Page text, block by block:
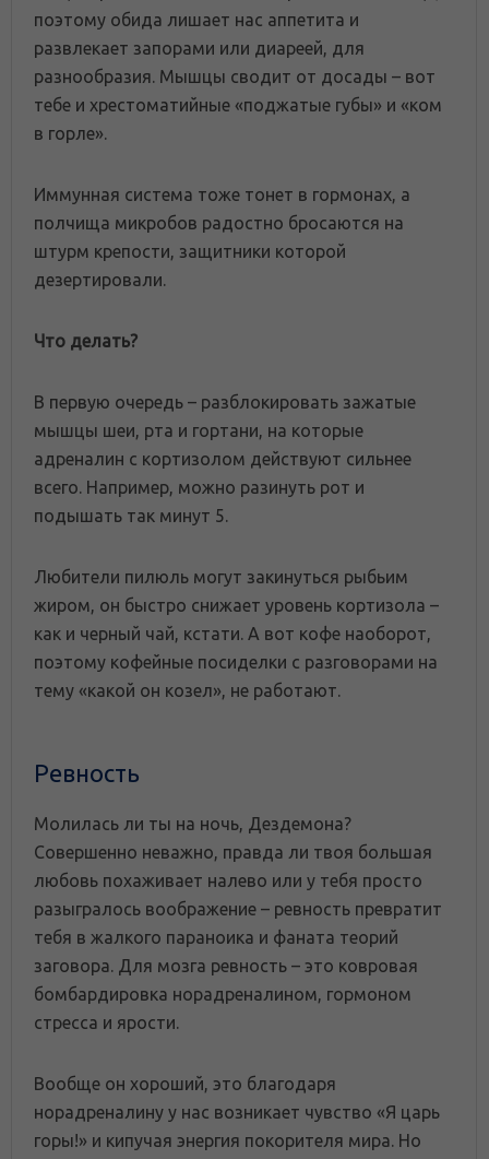
поэтому обида лишает нас аппетита и
развлекает запорами или диареей, для
разнообразия. Мышцы сводит от досады – вот
тебе и хрестоматийные «поджатые губы» и «ком
в горле».
Иммунная система тоже тонет в гормонах, а
полчища микробов радостно бросаются на
штурм крепости, защитники которой
дезертировали.
Что делать?
В первую очередь – разблокировать зажатые
мышцы шеи, рта и гортани, на которые
адреналин с кортизолом действуют сильнее
всего. Например, можно разинуть рот и
подышать так минут 5.
Любители пилюль могут закинуться рыбьим
жиром, он быстро снижает уровень кортизола –
как и черный чай, кстати. А вот кофе наоборот,
поэтому кофейные посиделки с разговорами на
тему «какой он козел», не работают.
Ревность
Молилась ли ты на ночь, Дездемона?
Совершенно неважно, правда ли твоя большая
любовь похаживает налево или у тебя просто
разыгралось воображение – ревность превратит
тебя в жалкого параноика и фаната теорий
заговора. Для мозга ревность – это ковровая
бомбардировка норадреналином, гормоном
стресса и ярости.
Вообще он хороший, это благодаря
норадреналину у нас возникает чувство «Я царь
горы!» и кипучая энергия покорителя мира. Но